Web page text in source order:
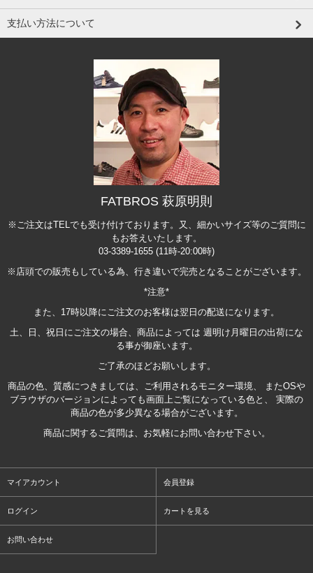
支払い方法について
FATBROS 萩原明則
※ご注文はTELでも受け付けております。又、細かいサイズ等のご質問に
もお答えいたします。
03-3389-1655 (11時-20:00時)
※店頭での販売もしている為、行き違いで完売となることがございます。
*注意*
また、17時以降にご注文のお客様は翌日の配送になります。
土、日、祝日にご注文の場合、商品によっては 週明け月曜日の出荷にな
る事が御座います。
ご了承のほどお願いします。
商品の色、質感につきましては、ご利用されるモニター環境、 またOSや
ブラウザのバージョンによっても画面上ご覧になっている色と、 実際の
商品の色が多少異なる場合がございます。
商品に関するご質問は、お気軽にお問い合わせ下さい。
マイアカウント 会員登録
ログイン カートを見る
お問い合わせ